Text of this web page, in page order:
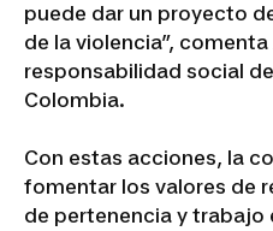
puede dar un proyecto
de la violencia”,
responsabilidad social de
Colombia.
Con estas acciones, la
fomentar los valores de
de pertenencia y trabajo